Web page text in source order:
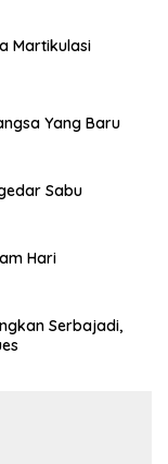
Martikulasi
Yang Baru
Sabu
Hari
Serbajadi,